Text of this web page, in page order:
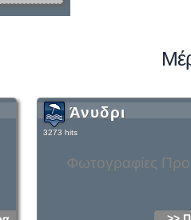
Φωτογραφίες
Άνυδρι
3273 hits